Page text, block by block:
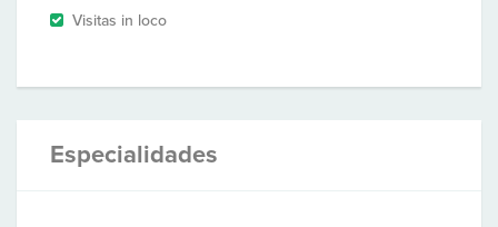
Visitas in loco
Especialidades